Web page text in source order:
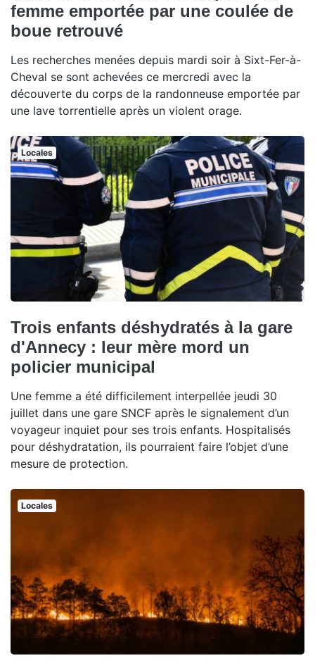
femme emportée par une coulée de
boue retrouvé
Les recherches menées depuis mardi soir à Sixt-Fer-à-
Cheval se sont achevées ce mercredi avec la
découverte du corps de la randonneuse emportée par
une lave torrentielle après un violent orage.
Locales
Trois enfants déshydratés à la gare
d'Annecy : leur mère mord un
policier municipal
Une femme a été difficilement interpellée jeudi 30
juillet dans une gare SNCF après le signalement d’un
voyageur inquiet pour ses trois enfants. Hospitalisés
pour déshydratation, ils pourraient faire l’objet d’une
mesure de protection.
Locales